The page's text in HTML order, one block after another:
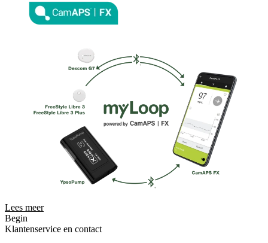
Lees meer
Begin
Klantenservice en contact